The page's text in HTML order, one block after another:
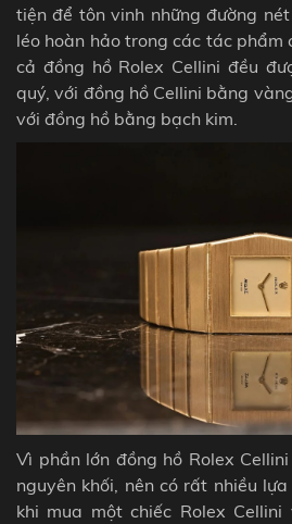
tiện để tôn vinh những đường
léo hoàn hảo trong các tác phẩm
cả đồng hồ Rolex Cellini đều
quý, với đồng hồ Cellini bằng
với đồng hồ bằng bạch kim.
Vì phần lớn đồng hồ Rolex
nguyên khối, nên có rất nhiều
khi mua một chiếc Rolex